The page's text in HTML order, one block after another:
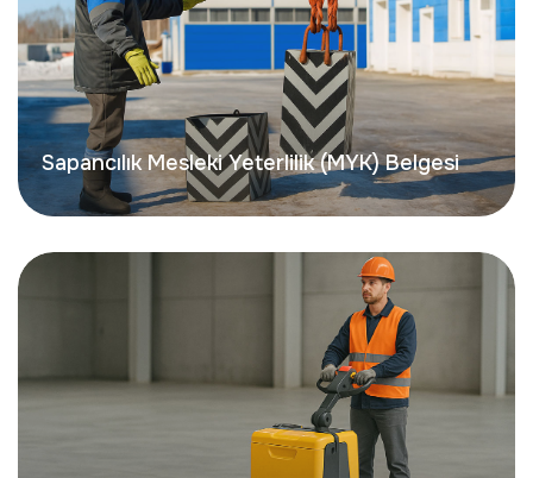
Sapancılık Mesleki Yeterlilik (MYK) Belgesi